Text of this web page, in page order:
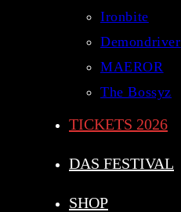
Ironbite
Demondriver
MAEROR
The Bossyz
TICKETS 2026
DAS FESTIVAL
SHOP